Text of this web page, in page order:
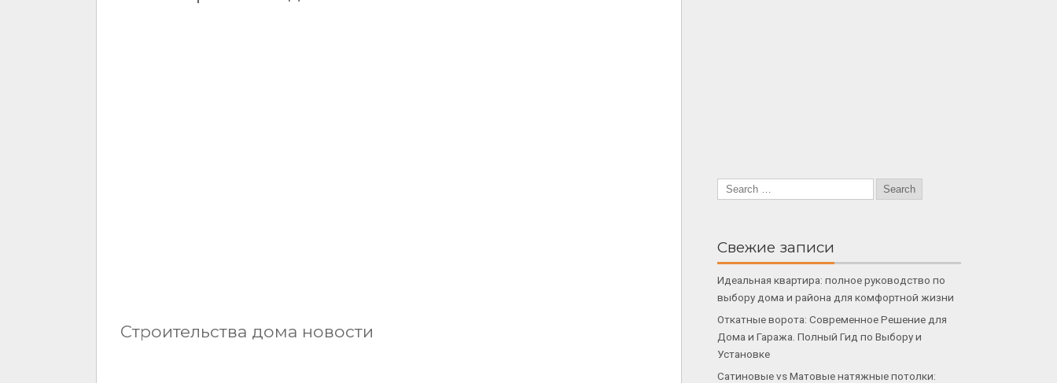
Строительства дома новости
Свежие записи
Идеальная квартира: полное руководство по
выбору дома и района для комфортной жизни
Откатные ворота: Современное Решение для
Дома и Гаража. Полный Гид по Выбору и
Установке
Сатиновые vs Матовые натяжные потолки: